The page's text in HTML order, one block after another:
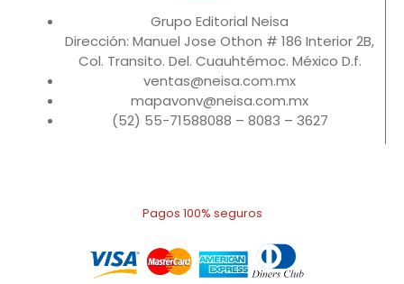
Grupo Editorial Neisa
Dirección: Manuel Jose Othon # 186 Interior 2B,
Col. Transito. Del. Cuauhtémoc. México D.f.
ventas@neisa.com.mx
mapavonv@neisa.com.mx
(52) 55-71588088 – 8083 – 3627
Pagos 100% seguros